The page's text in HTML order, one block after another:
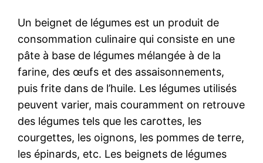
Un beignet de légumes est un produit de
consommation culinaire qui consiste en une
pâte à base de légumes mélangée à de la
farine, des œufs et des assaisonnements,
puis frite dans de l’huile. Les légumes utilisés
peuvent varier, mais couramment on retrouve
des légumes tels que les carottes, les
courgettes, les oignons, les pommes de terre,
les épinards, etc. Les beignets de légumes